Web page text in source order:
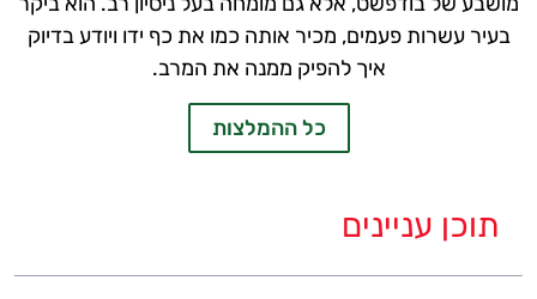
בעיר עשרות פעמים, מכיר אותה כמו את כף ידו ויודע בדיוק
איך להפיק ממנה את המרב.
כל ההמלצות
תוכן עניינים